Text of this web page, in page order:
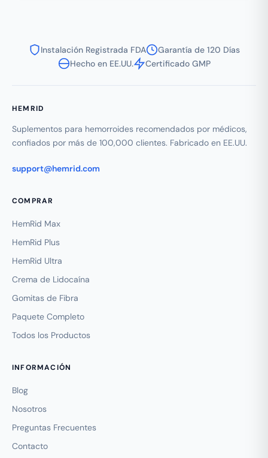
Instalación Registrada FDA
Garantía de 120 Días
Hecho en EE.UU.
Certificado GMP
HEMRID
Suplementos para hemorroides recomendados por médicos,
confiados por más de 100,000 clientes. Fabricado en EE.UU.
support@hemrid.com
COMPRAR
HemRid Max
HemRid Plus
HemRid Ultra
Crema de Lidocaína
Gomitas de Fibra
Paquete Completo
Todos los Productos
INFORMACIÓN
Blog
Nosotros
Preguntas Frecuentes
Contacto